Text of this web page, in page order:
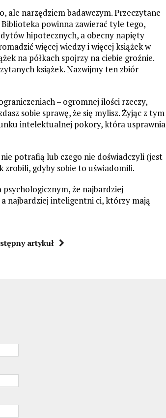
ale narzędziem badawczym. Przeczytane
powinna zawierać tyle tego,
hipotecznych, a obecny napięty
więcej wiedzy i więcej książek w
na półkach spojrzy na ciebie groźnie.
książek. Nazwijmy ten zbiór
– ogromnej ilości rzeczy,
sobie sprawę, że się mylisz. Żyjąc z tym
intelektualnej pokory, która usprawnia
potrafią lub czego nie doświadczyli (jest
zrobili, gdyby sobie to uświadomili.
że najbardziej
najbardziej inteligentni ci, którzy mają
artykuł